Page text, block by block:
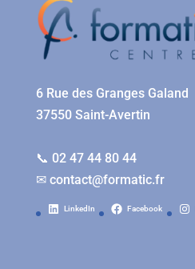
6 Rue des Granges Galand
37550 Saint-Avertin
📞 02 47 44 80 44
✉ contact@formatic.fr
LinkedIn Facebook